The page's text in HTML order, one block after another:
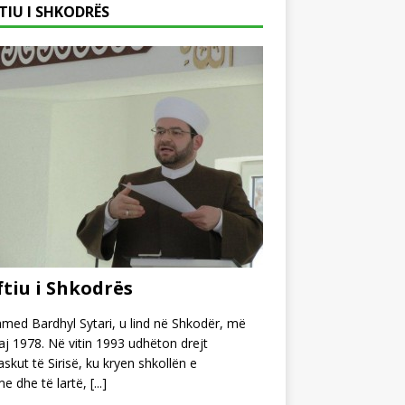
I SHKODRËS
i Shkodrës
Bardhyl Sytari, u lind në Shkodër, më
1978. Në vitin 1993 udhëton drejt
të Sirisë, ku kryen shkollën e
dhe të lartë, [...]